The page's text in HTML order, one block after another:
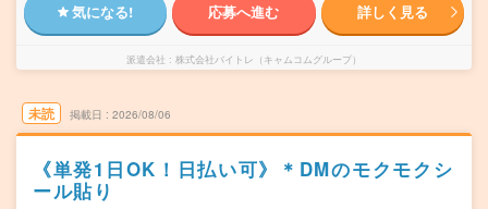
気になる! 応募へ進む 詳しく見る
派遣会社 株式会社バイトレ（キャムコムグループ）
未読 掲載日 2026/08/06
《単発1日OK！日払い可》＊DMのモクモクシ
ール貼り